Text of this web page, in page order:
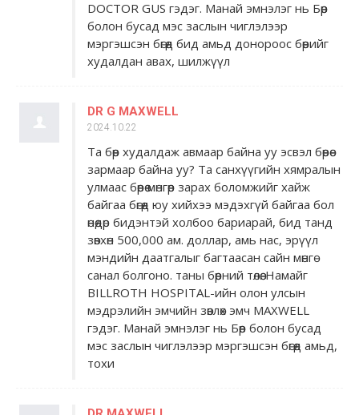
DOCTOR GUS гэдэг. Манай эмнэлэг нь Бөөр
болон бусад мэс заслын чиглэлээр
мэргэшсэн бөгөөд бид амьд донороос бөөрийг
худалдан авах, шилжүүл
DR G MAXWELL
2024.10.22
Та бөөр худалдаж авмаар байна уу эсвэл бөөрөө
зармаар байна уу? Та санхүүгийн хямралын
улмаас бөөрөө мөнгөөр ​​зарах боломжийг хайж
байгаа бөгөөд юу хийхээ мэдэхгүй байгаа бол
өнөөдөр бидэнтэй холбоо бариарай, бид танд
зөвхөн 500,000 ам. доллар, амь нас, эрүүл
мэндийн даатгалыг багтаасан сайн мөнгө
санал болгоно. таны бөөрний төлөө. Намайг
BILLROTH HOSPITAL-ийн олон улсын
мэдрэлийн эмчийн зөвлөх эмч MAXWELL
гэдэг. Манай эмнэлэг нь Бөөр болон бусад
мэс заслын чиглэлээр мэргэшсэн бөгөөд амьд,
тохи